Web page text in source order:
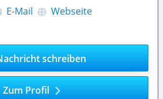
E-Mail Webseite
schreiben
Zum Profil